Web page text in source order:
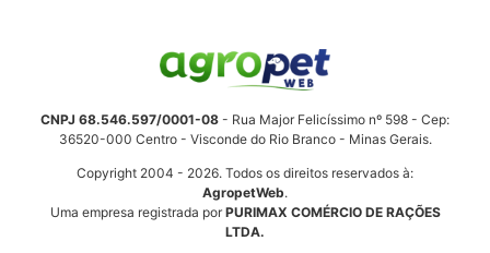
CNPJ 68.546.597/0001-08 - Rua Major Felicíssimo nº 598 - Cep:
36520-000 Centro - Visconde do Rio Branco - Minas Gerais.
Copyright 2004 - 2026. Todos os direitos reservados à:
AgropetWeb.
Uma empresa registrada porPURIMAX COMÉRCIO DE RAÇÕES
LTDA.